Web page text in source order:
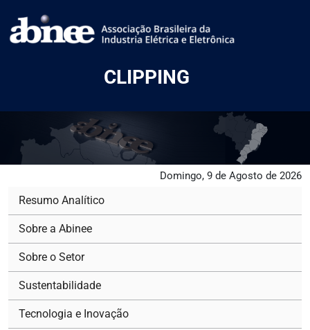
CLIPPING
Domingo, 9 de Agosto de 2026
Resumo Analítico
Sobre a Abinee
Sobre o Setor
Sustentabilidade
Tecnologia e Inovação